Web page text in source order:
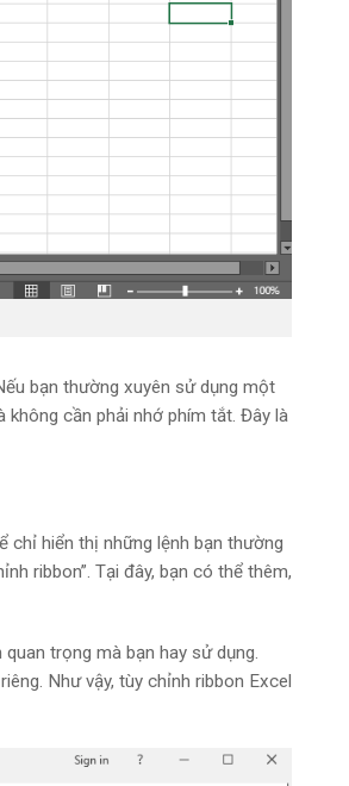
bạn thường xuyên sử dụng một
cần phải nhớ phím tắt. Đây là
chỉ hiển thị những lệnh bạn thường
ribbon”. Tại đây, bạn có thể thêm,
trọng mà bạn hay sử dụng.
Như vậy, tùy chỉnh ribbon Excel